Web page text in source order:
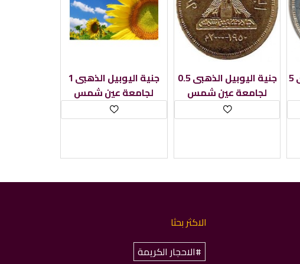
5 جنيهات اليوبيل الذهبى
0.5 جنية اليوبيل الذهبى
لجامعة عين شمس
1 جنية اليوبيل الذهبى
لجامعة عين شمس
الاكثر بحثا
#الاحجار الكريمة